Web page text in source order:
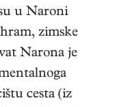
u Naroni
zimske
Narona je
cesta (iz